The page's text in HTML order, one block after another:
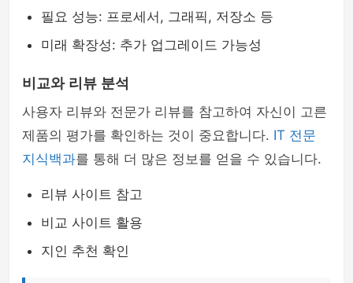
필요 성능: 프로세서, 그래픽, 저장소 등
미래 확장성: 추가 업그레이드 가능성
비교와 리뷰 분석
사용자 리뷰와 전문가 리뷰를 참고하여 자신이 고른
제품의 평가를 확인하는 것이 중요합니다. IT 전문
지식백과를 통해 더 많은 정보를 얻을 수 있습니다.
리뷰 사이트 참고
비교 사이트 활용
지인 추천 확인